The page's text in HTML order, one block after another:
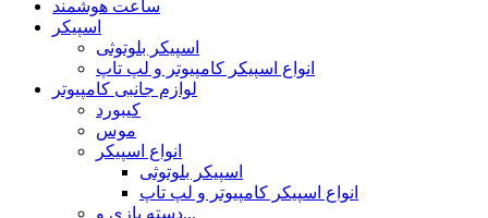
ساعت هوشمند
اسپیکر
اسپیکر بلوتوثی
انواع اسپیکر کامپیوتر و لپ تاپ
لوازم جانبی کامپیوتر
کیبورد
موس
انواع اسپیکر
اسپیکر بلوتوثی
انواع اسپیکر کامپیوتر و لپ تاپ
دسته بازی و...